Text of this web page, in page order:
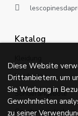
Katalog
Neuheiten
Sonderangebote
Geschenkgutschein
Diese Website
Drittanbietern, um
Sie Werbung in
Gewohnheiten
zu seiner